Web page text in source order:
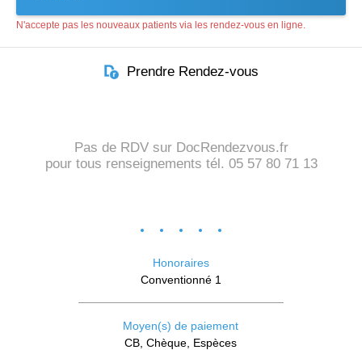
N'accepte pas les nouveaux patients via les rendez-vous en ligne.
Prendre Rendez-vous
Pas de RDV sur DocRendezvous.fr
pour tous renseignements tél. 05 57 80 71 13
Honoraires
Conventionné 1
Moyen(s) de paiement
CB, Chèque, Espèces